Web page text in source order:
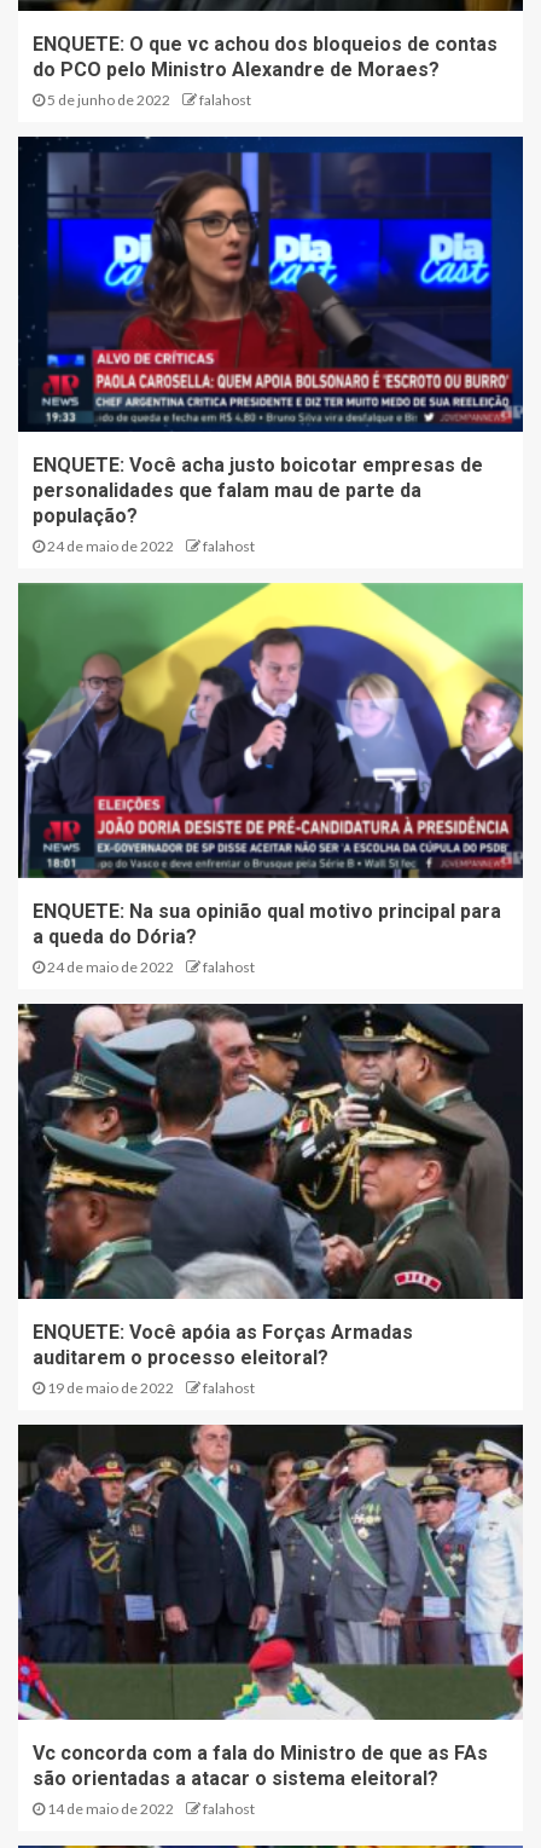
ENQUETE: O que vc achou dos bloqueios de contas
do PCO pelo Ministro Alexandre de Moraes?
5 de junho de 2022 falahost
ENQUETE: Você acha justo boicotar empresas de
personalidades que falam mau de parte da
população?
24 de maio de 2022 falahost
ENQUETE: Na sua opinião qual motivo principal para
a queda do Dória?
24 de maio de 2022 falahost
ENQUETE: Você apóia as Forças Armadas
auditarem o processo eleitoral?
19 de maio de 2022 falahost
Vc concorda com a fala do Ministro de que as FAs
são orientadas a atacar o sistema eleitoral?
14 de maio de 2022 falahost